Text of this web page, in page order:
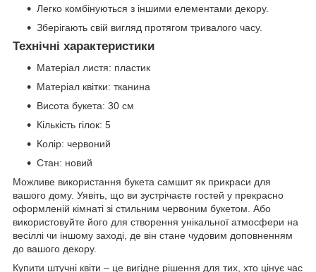
Легко комбінуються з іншими елементами декору.
Зберігають свій вигляд протягом тривалого часу.
Технічні характеристики
Матеріал листя: пластик
Матеріал квітки: тканина
Висота букета: 30 см
Кількість гілок: 5
Колір: червоний
Стан: новий
Можливе використання букета самшит як прикраси для
вашого дому. Уявіть, що ви зустрічаєте гостей у прекрасно
оформленій кімнаті зі стильним червоним букетом. Або
використовуйте його для створення унікальної атмосфери на
весіллі чи іншому заході, де він стане чудовим доповненням
до вашого декору.
Купити штучні квіти – це вигідне рішення для тих, хто цінує час